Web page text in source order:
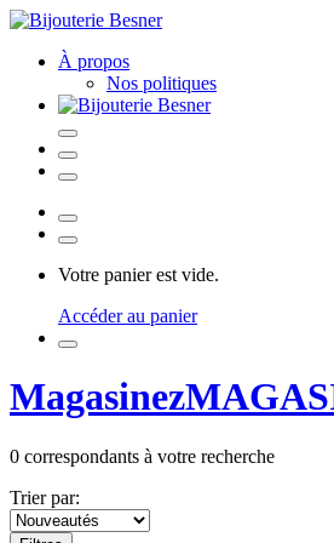
À propos
Nos politiques
Votre panier est vide.
Accéder au panier
Magasinez
0 correspondants à votre recherche
Trier par: